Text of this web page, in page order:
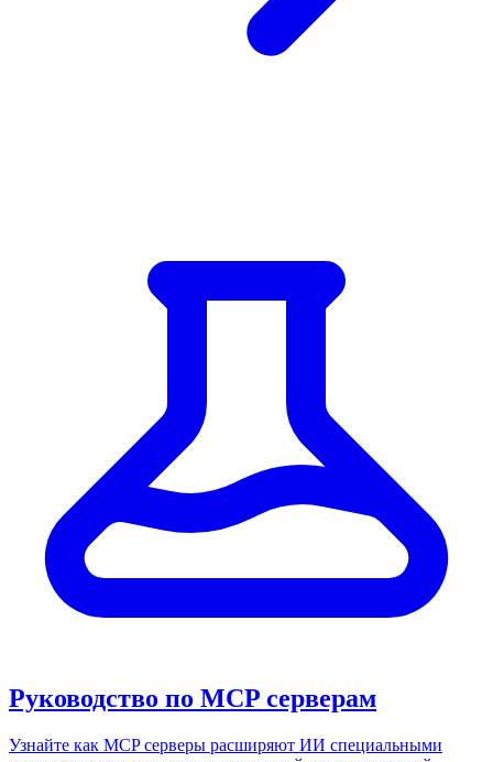
Руководство по MCP серверам
Узнайте как MCP серверы расширяют ИИ специальными